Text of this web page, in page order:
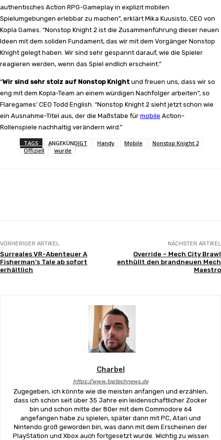
authentisches Action RPG-Gameplay in explizit mobilen
Spielumgebungen erlebbar zu machen”, erklärt Mika Kuusisto, CEO von
Kopla Games. “Nonstop Knight 2 ist die Zusammenführung dieser neuen
Ideen mit dem soliden Fundament, das wir mit dem Vorgänger Nonstop
Knight gelegt haben. Wir sind sehr gespannt darauf, wie die Spieler
reagieren werden, wenn das Spiel endlich erscheint.”
“Wir sind sehr stolz auf Nonstop Knight und freuen uns, dass wir so
eng mit dem Kopla-Team an einem würdigen Nachfolger arbeiten”, so
Flaregames’ CEO Todd English. “Nonstop Knight 2 sieht jetzt schon wie
ein Ausnahme-Titel aus, der die Maßstäbe für mobile Action-
Rollenspiele nachhaltig verändern wird.”
TAGS ANGEKÜNDIGT Handy Mobile
Nonstop Knight 2
Offiziell
wurde
VORHERIGER ARTIKEL
Surreales VR-Abenteuer A
Fisherman’s Tale ab sofort
erhältlich
NÄCHSTER ARTIKEL
Override – Mech City Brawl
enthüllt den brandneuen Mech
Maestro
Charbel
https://www.toptechnews.de
Zugegeben, ich könnte wie die meisten anfangen und erzählen,
dass ich schon seit über 35 Jahre ein leidenschaftlicher Zocker
bin und schon mitte der 80er mit dem Commodore 64
angefangen habe zu spielen, später dann mit PC, Atari und
Nintendo groß geworden bin, was dann mit dem Erscheinen der
PlayStation und Xbox auch fortgesetzt wurde. Wichtig zu wissen